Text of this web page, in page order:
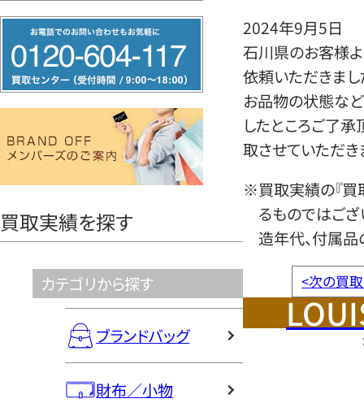
リ
ー
ヤ
買取実績を探す
カテゴリから探す
ブランドバッグ
財布／小物
2024年9月5日
石川県のお客様よ
依頼いただきまし
お品物の状態など
したところご了
取させていただき
※買取実績の『買
るものではござ
造年代、付属品
<次の買